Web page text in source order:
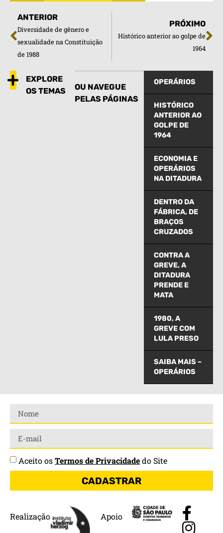
EXPLORE
OS TEMAS
OU NAVEGUE
PELAS PÁGINAS
OPERÁRIOS
HISTÓRICO
ANTERIOR AO
GOLPE DE
1964
ECONOMIA E
OPERÁRIOS
NA DITADURA
DENTRO DA
FÁBRICA, DE
BRAÇOS
CRUZADOS
CONTRA A
GREVE, A
DITADURA
PRENDE E
MATA
1980, A
GREVE COM
LULA PRESO
SAIBA MAIS –
OPERÁRIOS
ANTERIOR
Diversidade de gênero e
sexualidade na Constituição
de 1988
PRÓXIMO
Histórico anterior ao golpe de
1964
Realização Apoio
Aceito osTermos de Privacidadedo Site
CADASTRAR